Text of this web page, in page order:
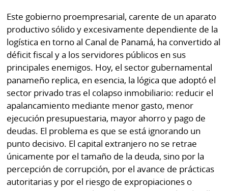
Lotería
Kiosko
digital
Luctuosas
Autores
Notas
al
lector
Buenas
prácticas
OTROS
SITIOS
Metro
por
Mi
Diario
Este gobierno proempresarial, carente de un aparato
productivo sólido y excesivamente dependiente de la
logística en torno al Canal de Panamá, ha convertido al
déficit fiscal y a los servidores públicos en sus
principales enemigos. Hoy, el sector gubernamental
panameño replica, en esencia, la lógica que adoptó el
sector privado tras el colapso inmobiliario: reducir el
apalancamiento mediante menor gasto, menor
ejecución presupuestaria, mayor ahorro y pago de
deudas. El problema es que se está ignorando un
punto decisivo. El capital extranjero no se retrae
únicamente por el tamaño de la deuda, sino por la
percepción de corrupción, por el avance de prácticas
autoritarias y por el riesgo de expropiaciones o